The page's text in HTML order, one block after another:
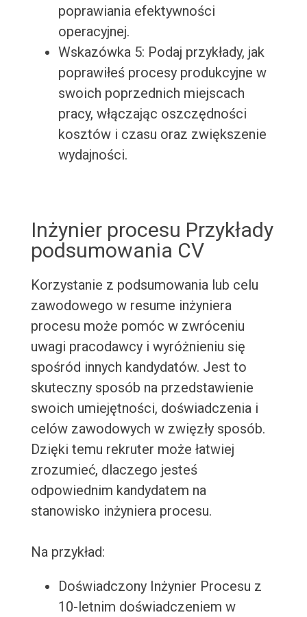
poprawiania efektywności
operacyjnej.
Wskazówka 5: Podaj przykłady, jak
poprawiłeś procesy produkcyjne w
swoich poprzednich miejscach
pracy, włączając oszczędności
kosztów i czasu oraz zwiększenie
wydajności.
Inżynier procesu Przykłady
podsumowania CV
Korzystanie z podsumowania lub celu
zawodowego w resume inżyniera
procesu może pomóc w zwróceniu
uwagi pracodawcy i wyróżnieniu się
spośród innych kandydatów. Jest to
skuteczny sposób na przedstawienie
swoich umiejętności, doświadczenia i
celów zawodowych w zwięzły sposób.
Dzięki temu rekruter może łatwiej
zrozumieć, dlaczego jesteś
odpowiednim kandydatem na
stanowisko inżyniera procesu.
Na przykład:
Doświadczony Inżynier Procesu z
10-letnim doświadczeniem w